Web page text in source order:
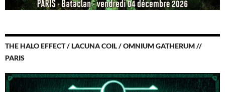
THE HALO EFFECT / LACUNA COIL / OMNIUM GATHERUM //
PARIS